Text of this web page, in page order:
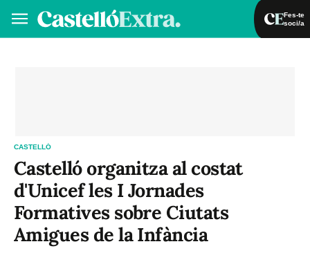
Fes-te
soci/a
CASTELLÓ
Castelló organitza al costat
d'Unicef les I Jornades
Formatives sobre Ciutats
Amigues de la Infància